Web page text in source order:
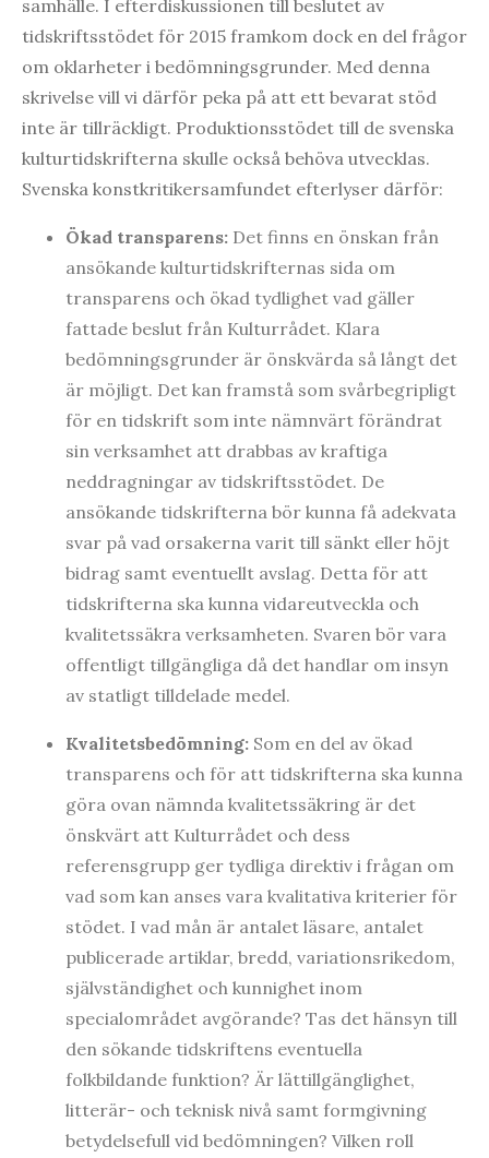
samhälle. I efterdiskussionen till beslutet av
tidskriftsstödet för 2015 framkom dock en del frågor
om oklarheter i bedömningsgrunder. Med denna
skrivelse vill vi därför peka på att ett bevarat stöd
inte är tillräckligt. Produktionsstödet till de svenska
kulturtidskrifterna skulle också behöva utvecklas.
Svenska konstkritikersamfundet efterlyser därför:
Ökad transparens: Det finns en önskan från
ansökande kulturtidskrifternas sida om
transparens och ökad tydlighet vad gäller
fattade beslut från Kulturrådet. Klara
bedömningsgrunder är önskvärda så långt det
är möjligt. Det kan framstå som svårbegripligt
för en tidskrift som inte nämnvärt förändrat
sin verksamhet att drabbas av kraftiga
neddragningar av tidskriftsstödet. De
ansökande tidskrifterna bör kunna få adekvata
svar på vad orsakerna varit till sänkt eller höjt
bidrag samt eventuellt avslag. Detta för att
tidskrifterna ska kunna vidareutveckla och
kvalitetssäkra verksamheten. Svaren bör vara
offentligt tillgängliga då det handlar om insyn
av statligt tilldelade medel.
Kvalitetsbedömning: Som en del av ökad
transparens och för att tidskrifterna ska kunna
göra ovan nämnda kvalitetssäkring är det
önskvärt att Kulturrådet och dess
referensgrupp ger tydliga direktiv i frågan om
vad som kan anses vara kvalitativa kriterier för
stödet. I vad mån är antalet läsare, antalet
publicerade artiklar, bredd, variationsrikedom,
självständighet och kunnighet inom
specialområdet avgörande? Tas det hänsyn till
den sökande tidskriftens eventuella
folkbildande funktion? Är lättillgänglighet,
litterär- och teknisk nivå samt formgivning
betydelsefull vid bedömningen? Vilken roll